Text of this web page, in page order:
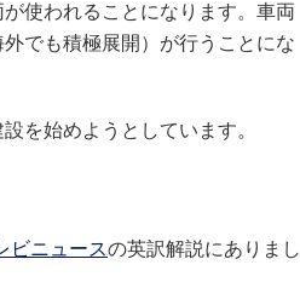
使われることになります。車両
でも積極展開）が行うことにな
を始めようとしています。
ビニュースの英訳解説にありまし